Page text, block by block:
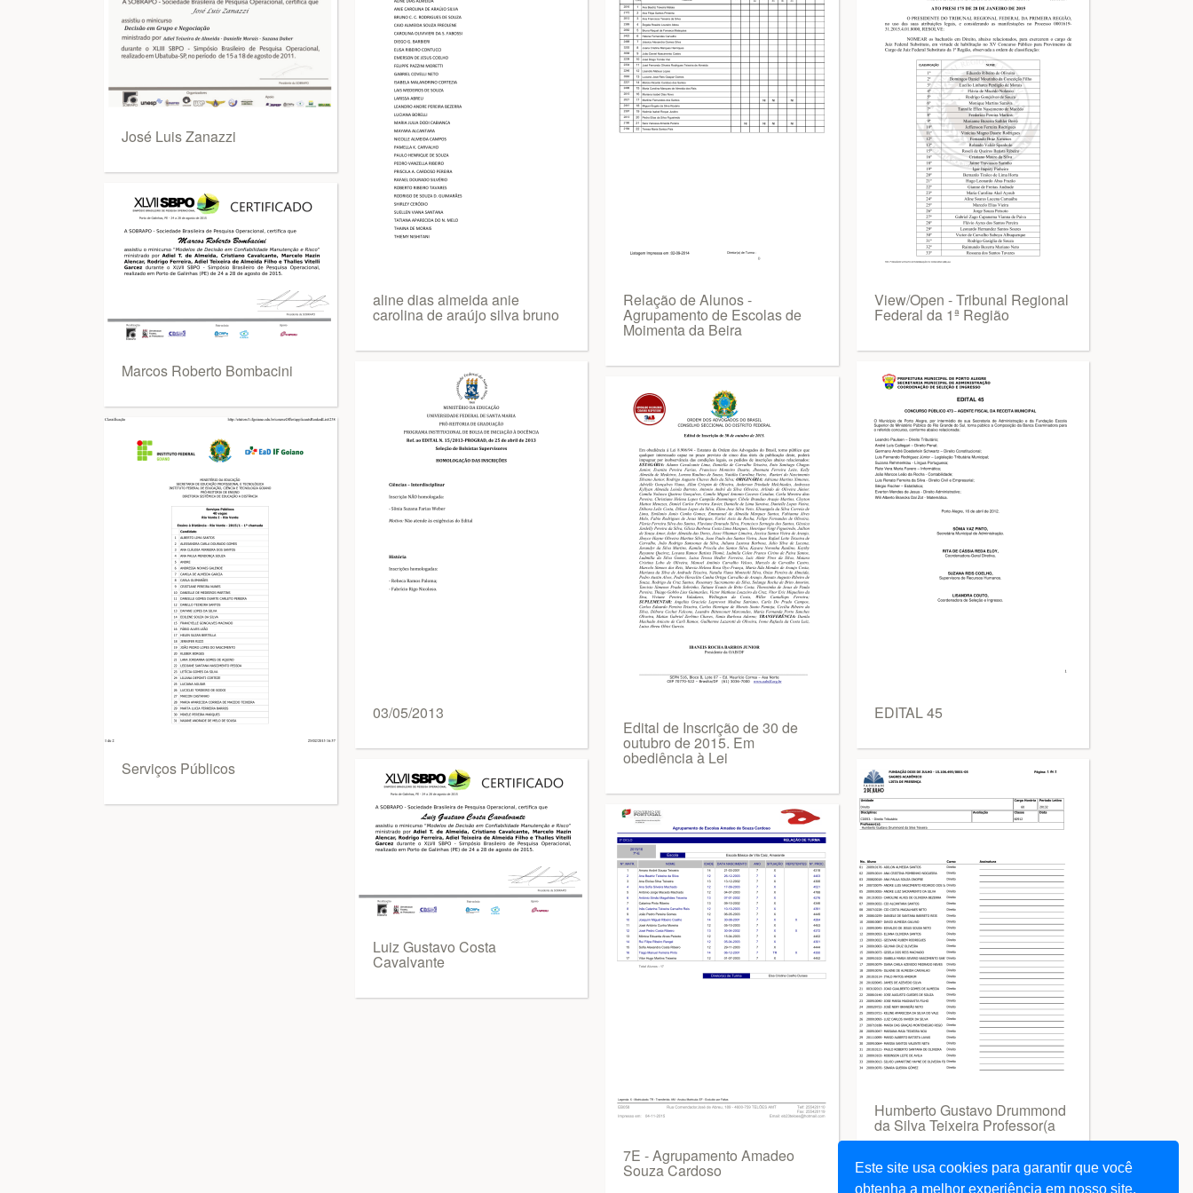
Este site usa cookies para garantir que você
obtenha a melhor experiência em nosso site.
José Luis Zanazzi
Marcos Roberto Bombacini
Serviços Públicos
aline dias almeida anie
carolina de araújo silva bruno
03/05/2013
Luiz Gustavo Costa
Cavalvante
Relação de Alunos -
Agrupamento de Escolas de
Moimenta da Beira
Edital de Inscrição de 30 de
outubro de 2015. Em
obediência à Lei
7E - Agrupamento Amadeo
Souza Cardoso
View/Open - Tribunal Regional
Federal da 1ª Região
EDITAL 45
Humberto Gustavo Drummond
da Silva Teixeira Professor(a